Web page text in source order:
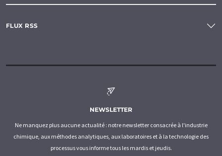
FLUX RSS
NEWSLETTER
Ne manquez plus aucune actualité : notre newsletter consacrée à l'industrie
chimique, aux méthodes analytiques, aux laboratoires et à la technologie des
processus vous informe tous les mardis et jeudis.